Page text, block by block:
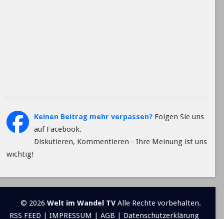
Keinen Beitrag mehr verpassen?Folgen Sie uns
auf Facebook.
Diskutieren, Kommentieren - Ihre Meinung ist uns
wichtig!
© 2026Welt im Wandel TV Alle Rechte vorbehalten.
RSS FEED |IMPRESSUM |AGB | Datenschutzerklärung